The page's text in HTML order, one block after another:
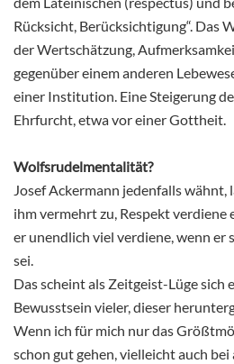
Rücksicht, Berücksichtigung“. Das
der Wertschätzung,
gegenüber einem anderen
einer Institution. Eine Steigerung
Ehrfurcht, etwa vor einer Gottheit.
Wolfsrudelmentalität?
Josef Ackermann jedenfalls
ihm vermehrt zu, Respekt verdiene
er unendlich viel verdiene, wenn er
sei.
Das scheint als Zeitgeist-Lüge sich
Bewusstsein vieler, dieser
Wenn ich für mich nur das
schon gut gehen, vielleicht auch